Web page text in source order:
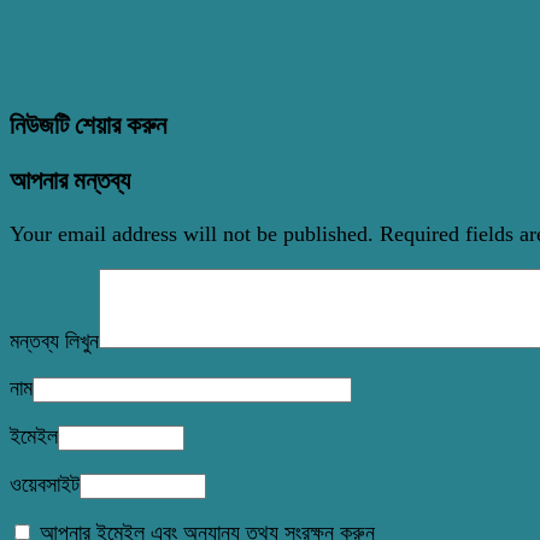
নিউজটি শেয়ার করুন
আপনার মন্তব্য
Your email address will not be published. Required fields
মন্তব্য লিখুন
নাম
ইমেইল
ওয়েবসাইট
আপনার ইমেইল এবং অন্যান্য তথ্য সংরক্ষন করুন